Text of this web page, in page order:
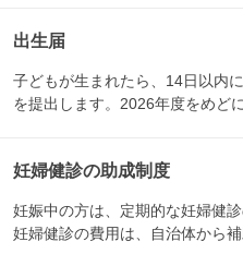
出生届
子どもが生まれたら、14日以内
を提出します。2026年度をめど
妊婦健診の助成制度
妊娠中の方は、定期的な妊婦健
妊婦健診の費用は、自治体から